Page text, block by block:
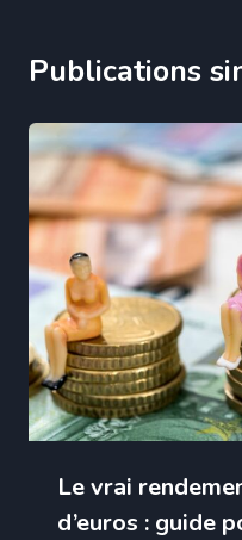
Publications
Le vrai
d’euros : guide